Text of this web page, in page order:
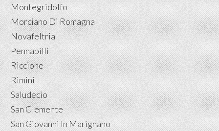
Montegridolfo
Morciano Di Romagna
Novafeltria
Pennabilli
Riccione
Rimini
Saludecio
San Clemente
San Giovanni In Marignano